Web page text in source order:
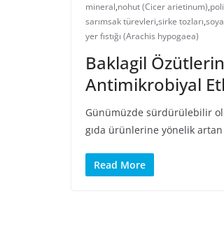
mineral,nohut (Cicer arietinum),
sarımsak türevleri,sirke tozları,
yer fıstığı (Arachis hypogaea)
Baklagil
Antimikrobiyal
Günümüzde sürdürülebilir
gıda ürünlerine yönelik
Read More